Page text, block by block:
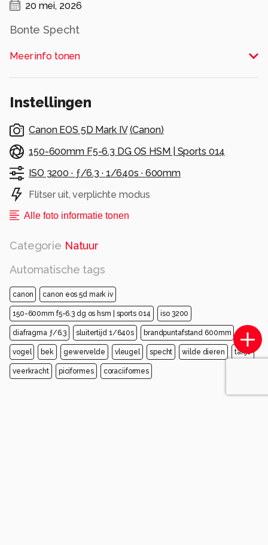
20 mei, 2026
Bonte Specht
Alle rechten voorbehouden
Meer info tonen
Instellingen
Canon EOS 5D Mark IV (Canon)
150-600mm F5-6.3 DG OS HSM | Sports 014
ISO 3200 · ƒ/6.3 · 1/640s · 600mm
Flitser uit, verplichte modus
Alle foto informatie tonen
Categorie Natuur
Automatische tags
canon canon eos 5d mark iv
150-600mm f5-6.3 dg os hsm | sports 014 iso 3200
diafragma ƒ/6.3 sluitertijd 1/640s brandpuntafstand 600mm
vogel bek gewervelde vleugel specht wilde dieren takje
veerkracht piciformes coraciiformes